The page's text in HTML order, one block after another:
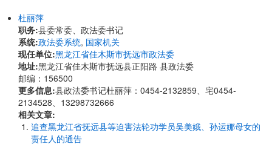
杜丽萍
职务:县委常委、政法委书记
系统:政法委系统, 国家机关
现任单位:黑龙江省佳木斯市抚远市政法委
地址:黑龙江省佳木斯市抚远县正阳路 县政法委
邮编：156500
更多信息:县政法委书记杜丽萍：0454-2132859、宅0454-
2134528、13298732666
相关文章:
追查黑龙江省抚远县等迫害法轮功学员吴美娥、孙运娜母女的
责任人的通告